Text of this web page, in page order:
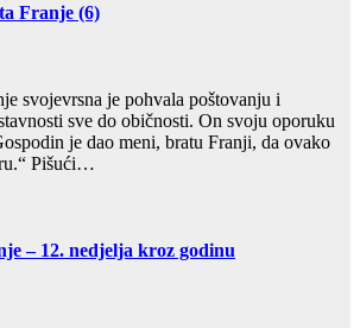
Franje (6)
svojevrsna je pohvala poštovanju i
sve do običnosti. On svoju oporuku
je dao meni, bratu Franji, da ovako
Pišući…
– 12. nedjelja kroz godinu